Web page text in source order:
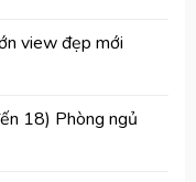
view đẹp mới
18) Phòng ngủ